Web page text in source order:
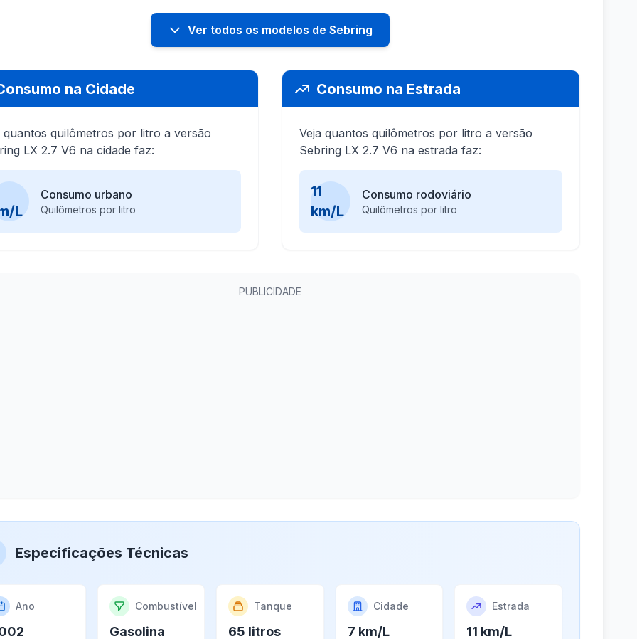
Ver todos os modelos de Sebring
na Cidade
quantos quilômetros por litro a versão
LX 2.7 V6 na cidade faz:
L
Consumo urbano
Quilômetros por litro
Consumo na Estrada
Veja quantos quilômetros por litro a versão
Sebring LX 2.7 V6 na estrada faz:
11
km/L
Consumo rodoviário
Quilômetros por litro
PUBLICIDADE
Especificações Técnicas
Ano Combustível
Gasolina
Tanque
65 litros
Cidade
7 km/L
Estrada
11 km/L